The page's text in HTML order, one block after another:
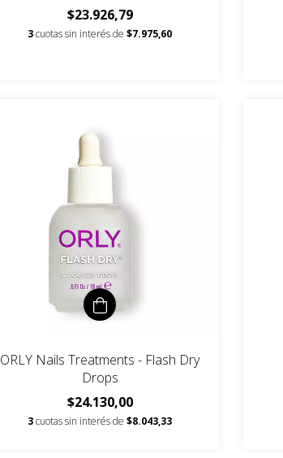
$23.926,79
3cuotas sin interés de$7.975,60
ORLY Nails Treatments - Flash Dry
Drops
$24.130,00
3cuotas sin interés de$8.043,33